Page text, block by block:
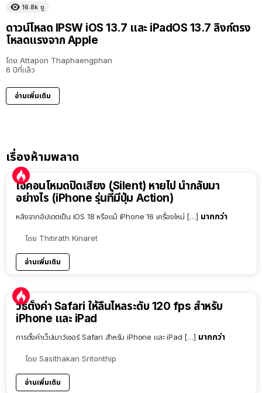
16.8k ดู
ดาวน์โหลด IPSW iOS 13.7 และ iPadOS 13.7 ลิงก์ตรง
โหลดแรงจาก Apple
โดย Attapon Thaphaengphan
6 ปีที่แล้ว
อ่านเพิ่มเติม
เรื่องห้ามพลาด
ไอคอนโหมดปิดเสียง (Silent) หายไป นำกลับมา
อย่างไร (iPhone รุ่นที่มีปุ่ม Action)
หลังจากอัปเดตเป็น iOS 18 หรือแม้ iPhone 16 เครื่องใหม่ […] มากกว่า
โดย Thitirath Kinaret
อ่านเพิ่มเติม
วิธีตั้งค่า Safari ให้ลื่นไหลระดับ 120 fps สำหรับ
iPhone และ iPad
การตั้งค่าเว็ปเบาว์เซอร์ Safari สำหรับ iPhone และ iPad […] มากกว่า
โดย Sasithakan Sritonthip
อ่านเพิ่มเติม